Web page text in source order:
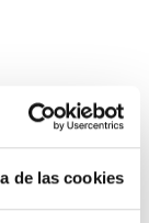
de las cookies